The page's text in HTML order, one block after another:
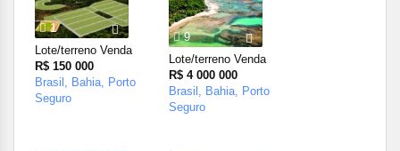
1
Lote/terreno Venda
R$ 150 000
Brasil, Bahia, Porto
Seguro
9
Lote/terreno Venda
R$ 4 000 000
Brasil, Bahia, Porto
Seguro